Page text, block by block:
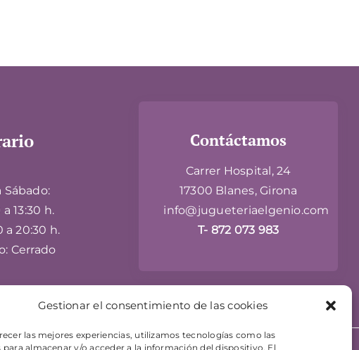
Gestionar el consentimiento de las cookies
las mejores experiencias, utilizamos tecnologías como las
para almacenar y/o acceder a la información del dispositivo. El
Sábado:
13:30 h.
a 20:30 h.
Cerrado
Contáctamos
Carrer Hospital, 24
17300 Blanes, Girona
info@jugueteriaelgenio.com
T- 872 073 983